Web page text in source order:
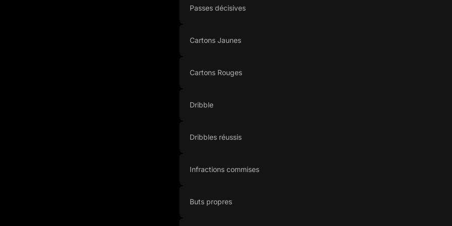
Passes décisives
Cartons Jaunes
Cartons Rouges
Dribble
Dribbles réussis
Infractions commises
Buts propres